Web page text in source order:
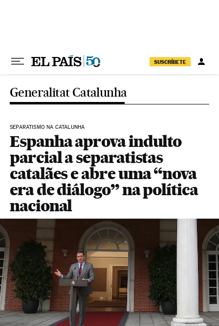
SUSCRÍBETE
Generalitat Catalunha
SEPARATISMO NA CATALUNHA
Espanha aprova indulto
parcial a separatistas
catalães e abre uma “nova
era de diálogo” na política
nacional